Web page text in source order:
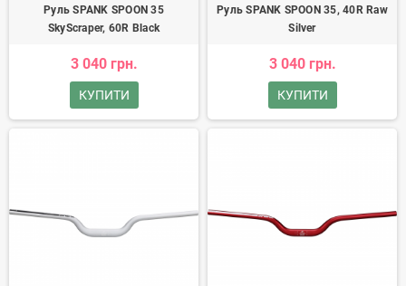
Руль SPANK SPOON 35
SkyScraper, 60R Black
3 040 грн.
КУПИТИ
Руль SPANK SPOON 35, 40R Raw
Silver
3 040 грн.
КУПИТИ